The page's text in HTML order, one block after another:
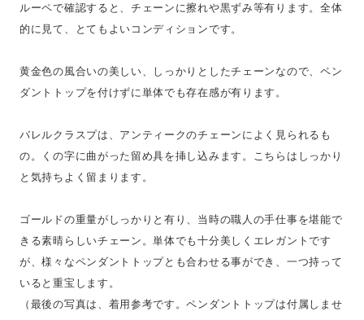
ルーペで確認すると、チェーンに擦れや黒ずみ等有ります。全体
的に見て、とてもよいコンディションです。
黄金色の風合いの美しい、しっかりとしたチェーンなので、ペン
ダントトップを付けずに単体でも存在感が有ります。
バレルクラスプは、アンティークのチェーンによく見られるも
の。くの字に曲がった留め具を挿し込みます。こちらはしっかり
と気持ちよく留まります。
ゴールドの重量がしっかりと有り、当時の職人の手仕事を堪能で
きる素晴らしいチェーン。単体でも十分美しくエレガントです
が、様々なペンダントトップとも合わせる事ができ、一つ持って
いると重宝します。
（最後の写真は、着用参考です。ペンダントトップは付属しませ